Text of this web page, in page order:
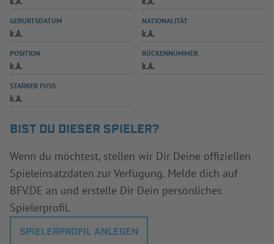
SPIELPLUS
GEBURTSDATUM
k.A.
NATIONALITÄT
k.A.
POSITION
k.A.
RÜCKENNUMMER
k.A.
STARKER FUSS
k.A.
BIST DU DIESER SPIELER?
Wenn du möchtest, stellen wir Dir Deine offiziellen
Spieleinsatzdaten zur Verfügung. Melde dich auf
BFV.DE an und erstelle Dir Dein persönliches
Spielerprofil.
SPIELERPROFIL ANLEGEN